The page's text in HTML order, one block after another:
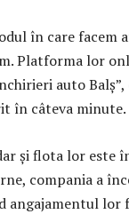
în care facem
Platforma lor
auto
în câteva minute.
și flota lor este
compania a
angajamentul lor